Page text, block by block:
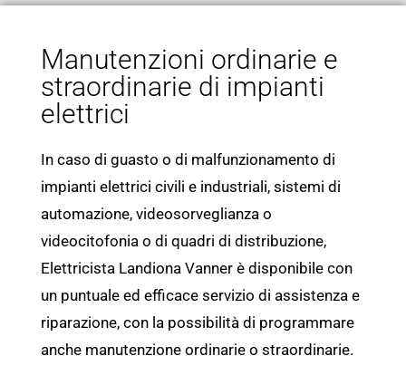
Manutenzioni ordinarie e
straordinarie di impianti
elettrici
In caso di guasto o di malfunzionamento di
impianti elettrici civili e industriali, sistemi di
automazione, videosorveglianza o
videocitofonia o di quadri di distribuzione,
Elettricista Landiona Vanner è disponibile con
un puntuale ed efficace servizio di assistenza e
riparazione, con la possibilità di programmare
anche manutenzione ordinarie o straordinarie.